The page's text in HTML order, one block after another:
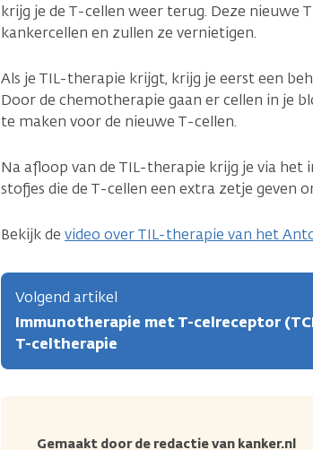
krijg je de T-cellen weer terug. Deze nieuwe
kankercellen en zullen ze vernietigen.
Als je TIL-therapie krijgt, krijg je eerst een
Door de chemotherapie gaan er cellen in je
te maken voor de nieuwe T-cellen.
Na afloop van de TIL-therapie krijg je via het
stofjes die de T-cellen een extra zetje geven
Bekijk de video over TIL-therapie van het
Volgend artikel
Immunotherapie met T-celreceptor
T-celtherapie
Gemaakt door de redactie van kanker.nl